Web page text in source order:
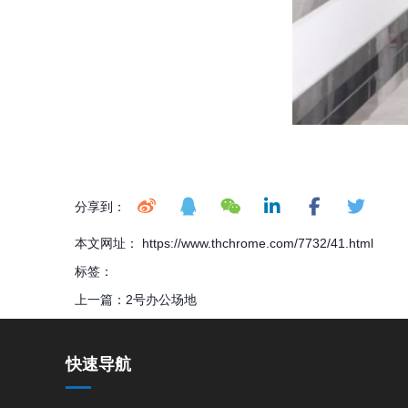
分享到：
本文网址： https://www.thchrome.com/7732/41.html
标签：
上一篇： 2号办公场地
快速导航